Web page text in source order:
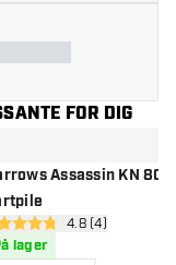
FOR DIG
Assassin KN
åbn
bedømmelsesstjerner
4.8 (4)
lager